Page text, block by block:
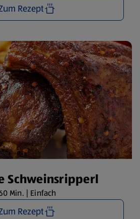
Rezept
Schweinsripperl
Min. | Einfach
Rezept